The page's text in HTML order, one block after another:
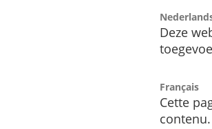
Deze
Français
Cette
contenu.